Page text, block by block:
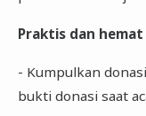
Praktis dan hemat
- Kumpulkan
bukti donasi saat